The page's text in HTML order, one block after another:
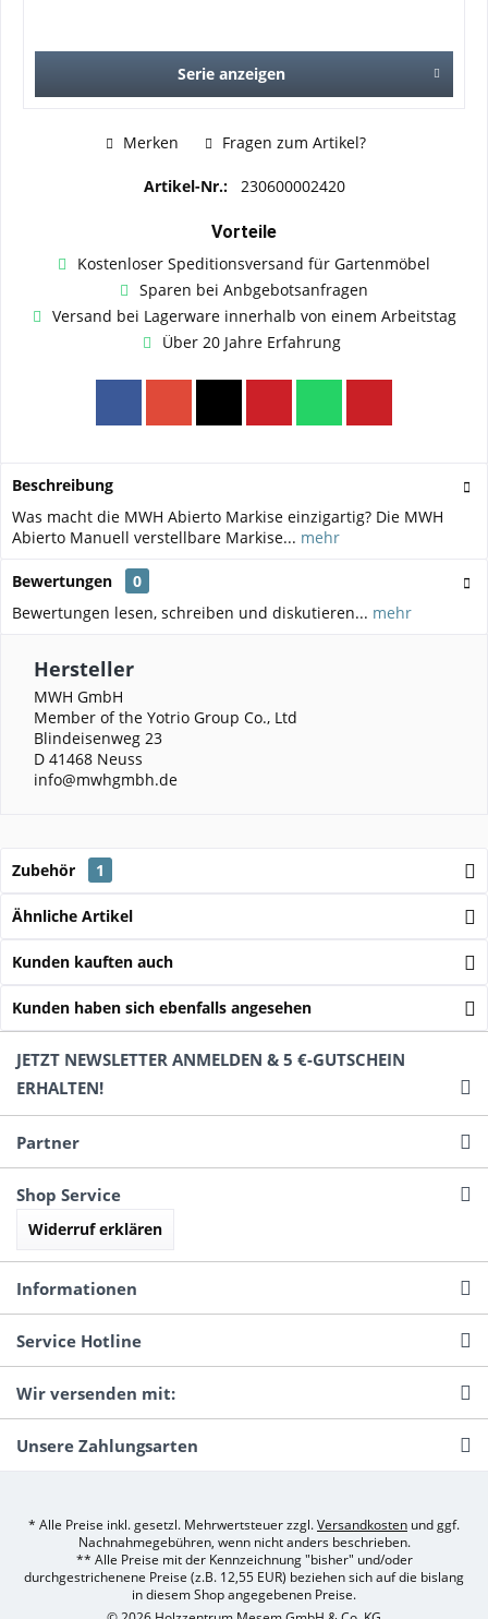
Serie anzeigen
Merken Fragen zum Artikel?
Artikel-Nr.: 230600002420
Vorteile
Kostenloser Speditionsversand für Gartenmöbel
Sparen bei Anbgebotsanfragen
Versand bei Lagerware innerhalb von einem Arbeitstag
Über 20 Jahre Erfahrung
Beschreibung
Was macht die MWH Abierto Markise einzigartig? Die MWH
Abierto Manuell verstellbare Markise... mehr
Bewertungen
0
Bewertungen lesen, schreiben und diskutieren... mehr
Hersteller
MWH GmbH
Member of the Yotrio Group Co., Ltd
Blindeisenweg 23
D 41468 Neuss
info@mwhgmbh.de
Zubehör 1
Ähnliche Artikel
Kunden kauften auch
Kunden haben sich ebenfalls angesehen
JETZT NEWSLETTER ANMELDEN & 5 €-GUTSCHEIN
ERHALTEN!
Partner
Shop Service
Widerruf erklären
Informationen
Service Hotline
Wir versenden mit:
Unsere Zahlungsarten
* Alle Preise inkl. gesetzl. Mehrwertsteuer zzgl.Versandkosten und ggf.
Nachnahmegebühren, wenn nicht anders beschrieben.
** Alle Preise mit der Kennzeichnung "bisher" und/oder
durchgestrichenene Preise (z.B. 12,55 EUR) beziehen sich auf die bislang
in diesem Shop angegebenen Preise.